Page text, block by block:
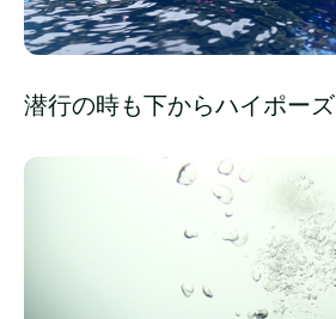
潜行の時も下からハイポーズ